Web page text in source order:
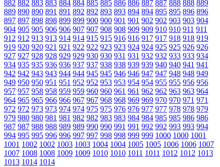
882 882 883 883 884 884 885 885 886 886 887 887 888 888 889
889 890 890 891 891 892 892 893 893 894 894 895 895 896 896
897 897 898 898 899 899 900 900 901 901 902 902 903 903 904
904 905 905 906 906 907 907 908 908 909 909 910 910 911 911
912 912 913 913 914 914 915 915 916 916 917 917 918 918 919
919 920 920 921 921 922 922 923 923 924 924 925 925 926 926
927 927 928 928 929 929 930 930 931 931 932 932 933 933 934
934 935 935 936 936 937 937 938 938 939 939 940 940 941 941
942 942 943 943 944 944 945 945 946 946 947 947 948 948 949
949 950 950 951 951 952 952 953 953 954 954 955 955 956 956
957 957 958 958 959 959 960 960 961 961 962 962 963 963 964
964 965 965 966 966 967 967 968 968 969 969 970 970 971 971
972 972 973 973 974 974 975 975 976 976 977 977 978 978 979
979 980 980 981 981 982 982 983 983 984 984 985 985 986 986
987 987 988 988 989 989 990 990 991 991 992 992 993 993 994
994 995 995 996 996 997 997 998 998 999 999 1000 1000 1001
1001 1002 1002 1003 1003 1004 1004 1005 1005 1006 1006 1007
1007 1008 1008 1009 1009 1010 1010 1011 1011 1012 1012 1013
1013 1014 1014